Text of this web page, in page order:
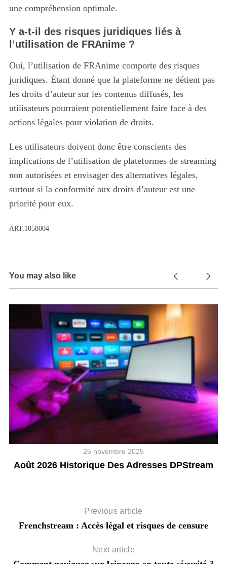
une compréhension optimale.
Y a-t-il des risques juridiques liés à
l’utilisation de FRAnime ?
Oui, l’utilisation de FRAnime comporte des risques
juridiques. Étant donné que la plateforme ne détient pas
les droits d’auteur sur les contenus diffusés, les
utilisateurs pourraient potentiellement faire face à des
actions légales pour violation de droits.
Les utilisateurs doivent donc être conscients des
implications de l’utilisation de plateformes de streaming
non autorisées et envisager des alternatives légales,
surtout si la conformité aux droits d’auteur est une
priorité pour eux.
ART.1058004
You may also like
25 novembre 2025
Août 2026 Historique Des Adresses DPStream
Previous article
Frenchstream : Accès légal et risques de censure
Next article